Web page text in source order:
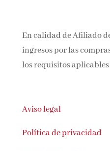
En calidad de Afiliado
ingresos por las
los requisitos aplicables
Aviso legal
Política de privacidad